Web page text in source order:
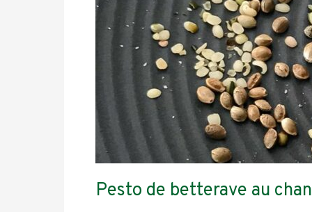
Pesto de betterave au